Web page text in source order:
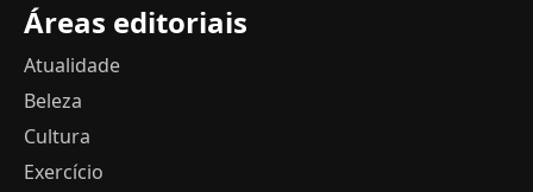
Áreas editoriais
Atualidade
Beleza
Cultura
Exercício